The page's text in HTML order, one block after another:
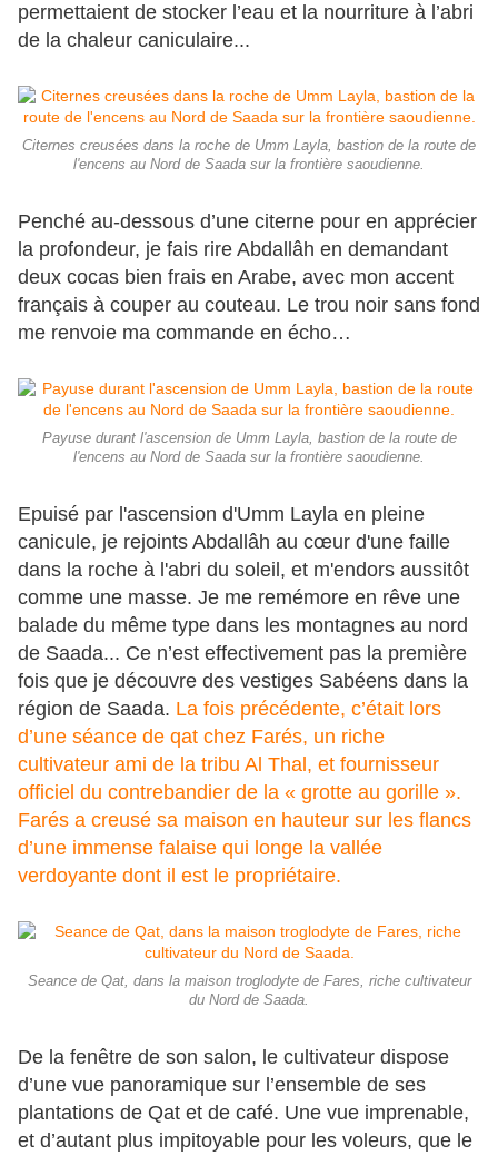
permettaient de stocker l’eau et la nourriture à l’abri
de la chaleur caniculaire...
Citernes creusées dans la roche de Umm Layla, bastion de la route de
l'encens au Nord de Saada sur la frontière saoudienne.
Penché au-dessous d’une citerne pour en apprécier
la profondeur, je fais rire Abdallâh en demandant
deux cocas bien frais en Arabe, avec mon accent
français à couper au couteau. Le trou noir sans fond
me renvoie ma commande en écho…
Payuse durant l'ascension de Umm Layla, bastion de la route de
l'encens au Nord de Saada sur la frontière saoudienne.
Epuisé par l'ascension d'Umm Layla en pleine
canicule, je rejoints Abdallâh au cœur d'une faille
dans la roche à l'abri du soleil, et m'endors aussitôt
comme une masse. Je me remémore en rêve une
balade du même type dans les montagnes au nord
de Saada... Ce n’est effectivement pas la première
fois que je découvre des vestiges Sabéens dans la
région de Saada. La fois précédente, c’était lors
d’une séance de qat chez Farés, un riche
cultivateur ami de la tribu Al Thal, et fournisseur
officiel du contrebandier de la « grotte au gorille ».
Farés a creusé sa maison en hauteur sur les flancs
d’une immense falaise qui longe la vallée
verdoyante dont il est le propriétaire.
Seance de Qat, dans la maison troglodyte de Fares, riche cultivateur
du Nord de Saada.
De la fenêtre de son salon, le cultivateur dispose
d’une vue panoramique sur l’ensemble de ses
plantations de Qat et de café. Une vue imprenable,
et d’autant plus impitoyable pour les voleurs, que le